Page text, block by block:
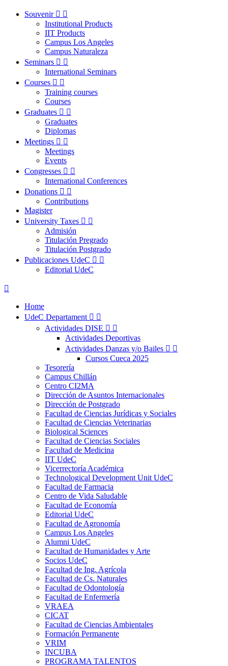
Souvenir  
Institutional Products
IIT Products
Campus Los Angeles
Campus Naturaleza
Seminars  
International Seminars
Courses  
Training courses
Courses
Graduates  
Graduates
Diplomas
Meetings  
Meetings
Events
Congresses  
International Conferences
Donations  
Contributions
Magister
University Taxes  
Admisión
Titulación Pregrado
Titulación Postgrado
Publicaciones UdeC  
Editorial UdeC

Home
UdeC Departament  
Actividades DISE  
Actividades Deportivas
Actividades Danzas y/o Bailes  
Cursos Cueca 2025
Tesorería
Campus Chillán
Centro CI2MA
Dirección de Asuntos Internacionales
Dirección de Postgrado
Facultad de Ciencias Jurídicas y Sociales
Facultad de Ciencias Veterinarias
Biological Sciences
Facultad de Ciencias Sociales
Facultad de Medicina
IIT UdeC
Vicerrectoría Académica
Technological Development Unit UdeC
Facultad de Farmacia
Centro de Vida Saludable
Facultad de Economía
Editorial UdeC
Facultad de Agronomía
Campus Los Angeles
Alumni UdeC
Facultad de Humanidades y Arte
Socios UdeC
Facultad de Ing. Agrícola
Facultad de Cs. Naturales
Facultad de Odontología
Facultad de Enfermería
VRAEA
CICAT
Facultad de Ciencias Ambientales
Formación Permanente
VRIM
INCUBA
PROGRAMA TALENTOS